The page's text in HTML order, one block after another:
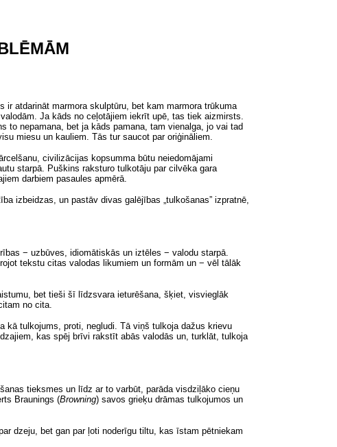
atdarināt marmora skulptūru, bet kam marmora trūkuma
Ja kāds no ceļotājiem iekrīt upē, tas tiek aizmirsts.
nepamana, bet ja kāds pamana, tam vienalga, jo vai tad
miesu un kauliem. Tās tur saucot par oriģināliem.
civilizācijas kopsumma būtu neiedomājami
starpā. Puškins raksturo tulkotāju par cilvēka gara
darbiem pasaules apmērā.
izbeidzas, un pastāv divas galējības „tulkošanas” izpratnē,
− uzbūves, idiomātiskās un iztēles − valodu starpā.
tekstu citas valodas likumiem un formām un − vēl tālāk
bet tieši šī līdzsvara ieturēšana, šķiet, visvieglāk
no cita.
kā tulkojums, proti, negludi. Tā viņš tulkoja dažus krievu
kas spēj brīvi rakstīt abās valodās un, turklāt, tulkoja
tieksmes un līdz ar to varbūt, parāda visdziļāko cieņu
Braunings (Browning) savos grieķu drāmas tulkojumos un
dzeju, bet gan par ļoti noderīgu tiltu, kas īstam pētniekam